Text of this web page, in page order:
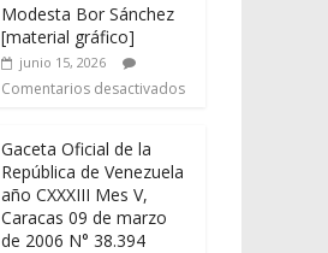
Modesta Bor Sánchez
[material gráfico]
junio 15, 2026
Comentarios desactivados
Gaceta Oficial de la
República de Venezuela
año CXXXIII Mes V,
Caracas 09 de marzo
de 2006 N° 38.394